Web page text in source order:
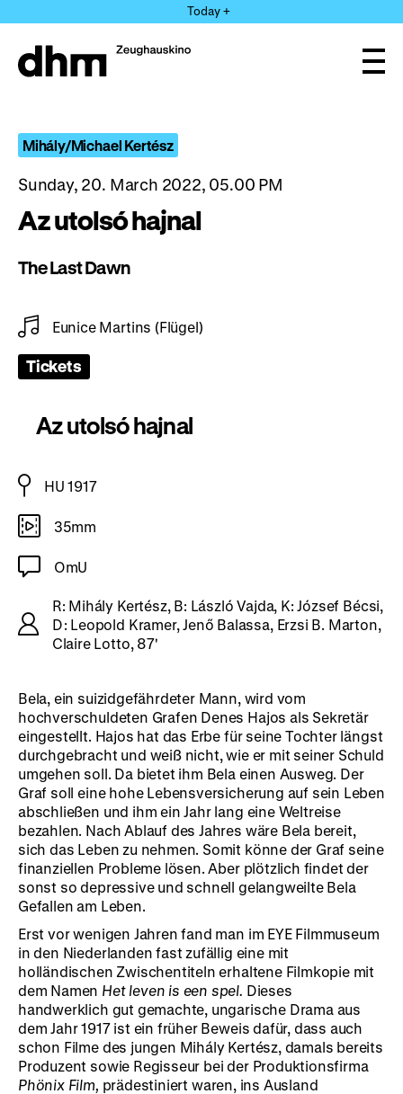
directly
the
Today +
Mihály/Michael Kertész
Sunday, 20. March 2022, 05.00 PM
Az utolsó hajnal
The Last Dawn
Eunice Martins (Flügel)
Tickets
Az utolsó hajnal
HU 1917
35mm
OmU
R: Mihály Kertész, B: László Vajda, K: József Bécsi,
D: Leopold Kramer, Jenő Balassa, Erzsi B. Marton,
Claire Lotto, 87'
Bela, ein suizidgefährdeter Mann, wird vom
hochverschuldeten Grafen Denes Hajos als Sekretär
eingestellt. Hajos hat das Erbe für seine Tochter längst
durchgebracht und weiß nicht, wie er mit seiner Schuld
umgehen soll. Da bietet ihm Bela einen Ausweg. Der
Graf soll eine hohe Lebensversicherung auf sein Leben
abschließen und ihm ein Jahr lang eine Weltreise
bezahlen. Nach Ablauf des Jahres wäre Bela bereit,
sich das Leben zu nehmen. Somit könne der Graf seine
finanziellen Probleme lösen. Aber plötzlich findet der
sonst so depressive und schnell gelangweilte Bela
Gefallen am Leben.
Erst vor wenigen Jahren fand man im EYE Filmmuseum
in den Niederlanden fast zufällig eine mit
holländischen Zwischentiteln erhaltene Filmkopie mit
dem Namen Het leven is een spel. Dieses
handwerklich gut gemachte, ungarische Drama aus
dem Jahr 1917 ist ein früher Beweis dafür, dass auch
schon Filme des jungen Mihály Kertész, damals bereits
Produzent sowie Regisseur bei der Produktionsfirma
Phönix Film, prädestiniert waren, ins Ausland